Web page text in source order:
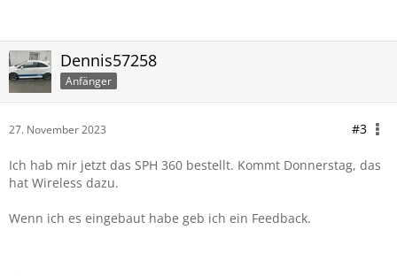
Dennis57258
Anfänger
27. November 2023 #3
Ich hab mir jetzt das SPH 360 bestellt. Kommt Donnerstag, das
hat Wireless dazu.
Wenn ich es eingebaut habe geb ich ein Feedback.